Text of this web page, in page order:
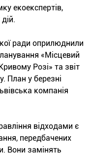
екоекспертів,
ради оприлюднили
«Місцевий
Розі» та звіт
План у березні
компанія
відходами є
передбачених
Вони замінять